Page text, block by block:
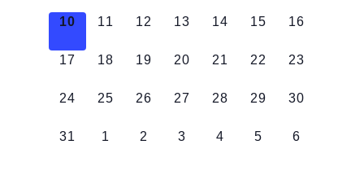
0
10
0
11
0
12
0
13
0
14
0
15
0
16
0
17
0
18
0
19
0
20
0
21
0
22
0
23
0
24
0
25
0
26
0
27
0
28
0
29
0
30
0
31
0
1
0
2
0
3
0
4
0
5
0
6